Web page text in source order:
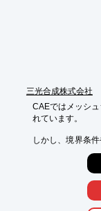
三光合成株式会社
CAEではメッシ
れています。
しかし、境界条
下げる要因とな
モデル上でコー